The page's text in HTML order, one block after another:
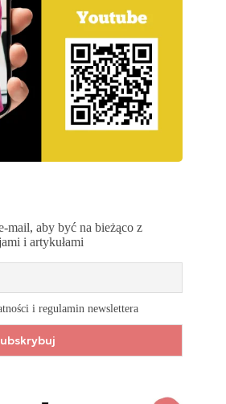
mail, aby być na bieżąco z
i artykułami
i regulamin newslettera